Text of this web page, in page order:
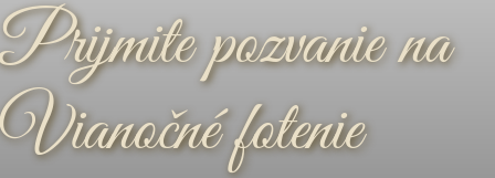
Prijmite pozvanie na
Vianočné fotenie